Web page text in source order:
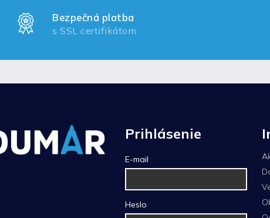
Bezpečná platba
s SSL certifikátom
Prihlásenie
E-mail
Heslo